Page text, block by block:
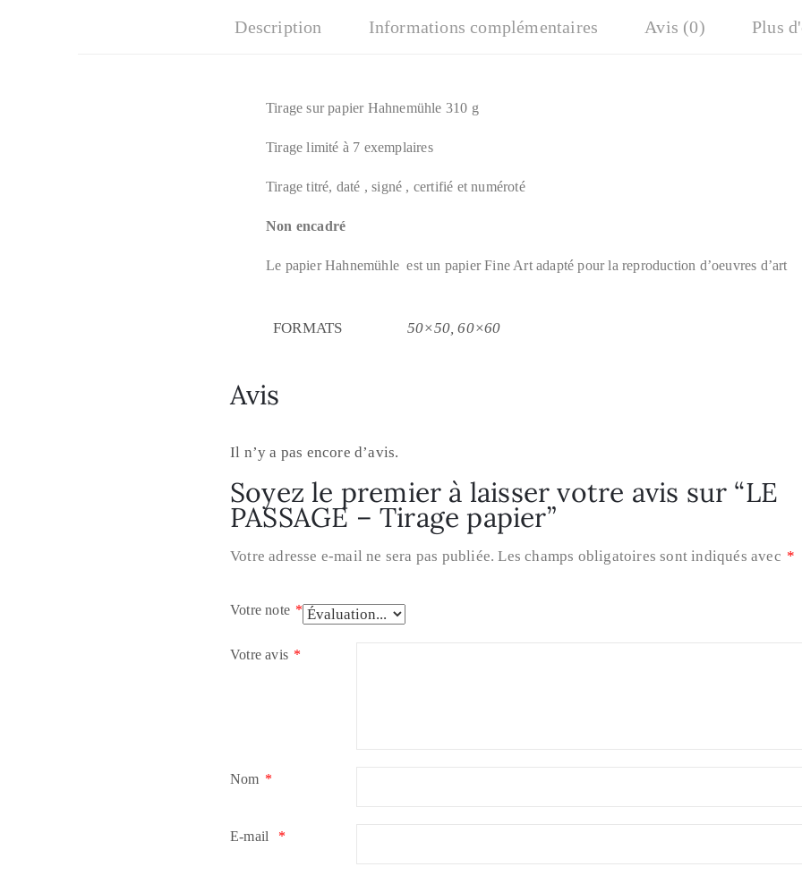
Description Informations complémentaires Avis (0) Plus
Tirage sur papier Hahnemühle 310 g
Tirage limité à 7 exemplaires
Tirage titré, daté , signé , certifié et numéroté
Non encadré
Le papier Hahnemühle est un papier Fine Art adapté pour la reproduction d’oeuvres d’art
FORMATS 50×50, 60×60
Avis
Il n’y a pas encore d’avis.
Soyez le premier à laisser votre avis sur “LE
PASSAGE – Tirage papier”
Votre adresse e-mail ne sera pas publiée. Les champs obligatoires sont indiqués avec *
Votre note *
Votre avis *
Nom *
E-mail *